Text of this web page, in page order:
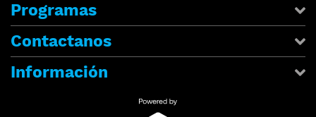
Programas
Contactanos
Información